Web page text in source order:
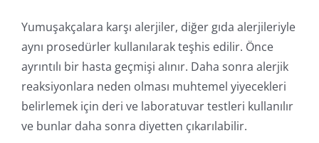
Yumuşakçalara karşı alerjiler, diğer gıda alerjileriyle
aynı prosedürler kullanılarak teşhis edilir. Önce
ayrıntılı bir hasta geçmişi alınır. Daha sonra alerjik
reaksiyonlara neden olması muhtemel yiyecekleri
belirlemek için deri ve laboratuvar testleri kullanılır
ve bunlar daha sonra diyetten çıkarılabilir.